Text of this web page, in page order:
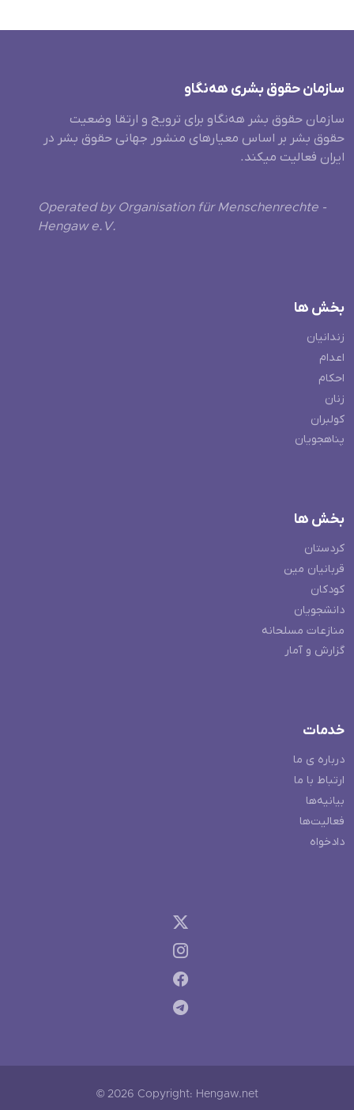
سازمان حقوق بشری هەنگاو
سازمان حقوق بشر هه‌نگاو برای ترویج و ارتقا وضعیت
حقوق بشر بر اساس معیارهای منشور جهانی حقوق بشر در
ایران فعالیت میکند.
Operated by Organisation für Menschenrechte -
Hengaw e.V.
بخش ها
زندانیان
اعدام
احکام
زنان
کولبران
پناهجویان
بخش ها
کردستان
قربانیان مین
کودکان
دانشجویان
منازعات مسلحانه
گزارش و آمار
خدمات
درباره ی ما
ارتباط با ما
بیانیه‌ها
فعالیت‌ها
دادخواه
© 2026 Copyright: Hengaw.net